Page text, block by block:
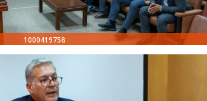
1000419758